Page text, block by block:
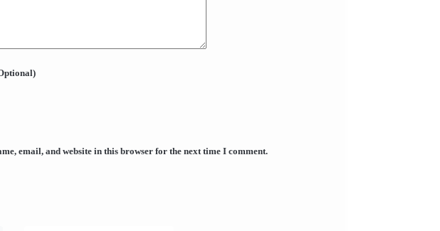
email, and website in this browser for the next time I comment.